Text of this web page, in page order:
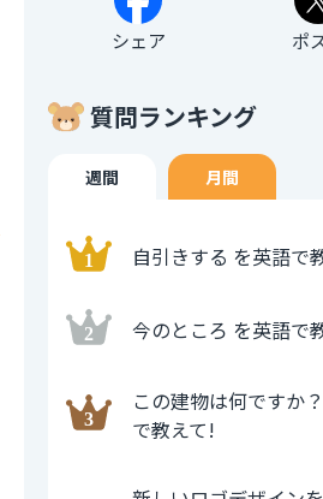
シェア ポ
質問ランキング
週間 月間
自引きする を英語で
今のところ を英語で
この建物は何ですか
で教えて!